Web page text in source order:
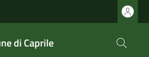
di Caprile